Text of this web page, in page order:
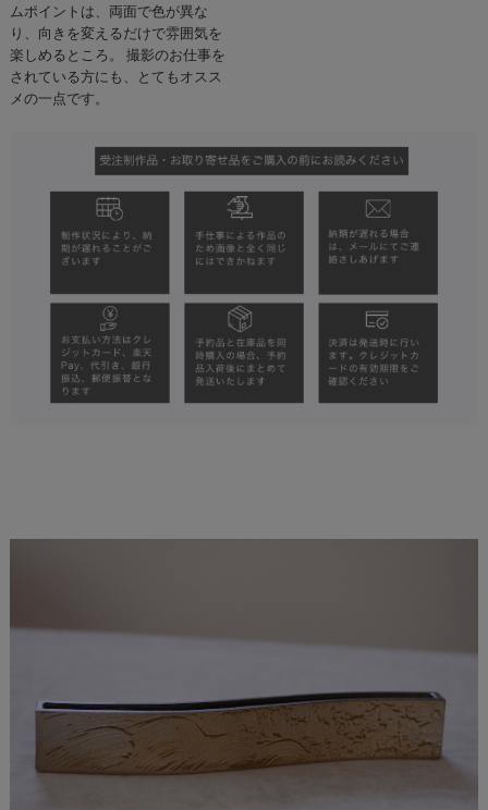
ムポイントは、両面で色が異な
り、向きを変えるだけで雰囲気を
楽しめるところ。 撮影のお仕事を
されている方にも、とてもオスス
メの一点です。